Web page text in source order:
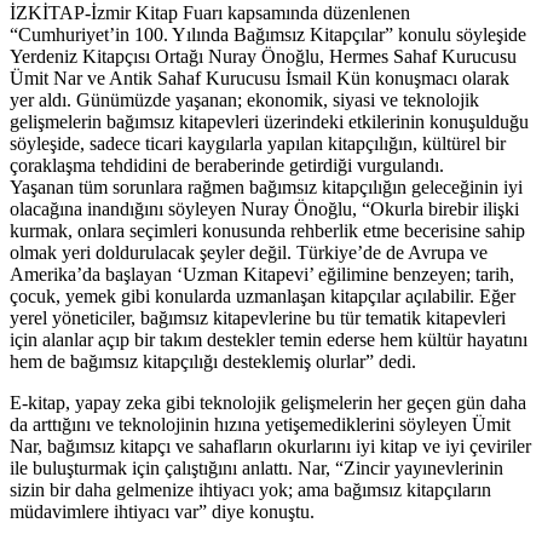
İZKİTAP-İzmir Kitap Fuarı kapsamında düzenlenen
“Cumhuriyet’in 100. Yılında Bağımsız Kitapçılar” konulu söyleşide
Yerdeniz Kitapçısı Ortağı Nuray Önoğlu, Hermes Sahaf Kurucusu
Ümit Nar ve Antik Sahaf Kurucusu İsmail Kün konuşmacı olarak
yer aldı. Günümüzde yaşanan; ekonomik, siyasi ve teknolojik
gelişmelerin bağımsız kitapevleri üzerindeki etkilerinin konuşulduğu
söyleşide, sadece ticari kaygılarla yapılan kitapçılığın, kültürel bir
çoraklaşma tehdidini de beraberinde getirdiği vurgulandı.
Yaşanan tüm sorunlara rağmen bağımsız kitapçılığın geleceğinin iyi
olacağına inandığını söyleyen Nuray Önoğlu, “Okurla birebir ilişki
kurmak, onlara seçimleri konusunda rehberlik etme becerisine sahip
olmak yeri doldurulacak şeyler değil. Türkiye’de de Avrupa ve
Amerika’da başlayan ‘Uzman Kitapevi’ eğilimine benzeyen; tarih,
çocuk, yemek gibi konularda uzmanlaşan kitapçılar açılabilir. Eğer
yerel yöneticiler, bağımsız kitapevlerine bu tür tematik kitapevleri
için alanlar açıp bir takım destekler temin ederse hem kültür hayatını
hem de bağımsız kitapçılığı desteklemiş olurlar” dedi.
E-kitap, yapay zeka gibi teknolojik gelişmelerin her geçen gün daha
da arttığını ve teknolojinin hızına yetişemediklerini söyleyen Ümit
Nar, bağımsız kitapçı ve sahafların okurlarını iyi kitap ve iyi çeviriler
ile buluşturmak için çalıştığını anlattı. Nar, “Zincir yayınevlerinin
sizin bir daha gelmenize ihtiyacı yok; ama bağımsız kitapçıların
müdavimlere ihtiyacı var” diye konuştu.